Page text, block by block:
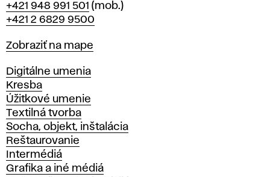
Telefón
+421 948 991 501 (mob.)
+421 2 6829 9500
Mapa
Zobraziť na mape
Katedry
Digitálne umenia
Kresba
Úžitkové umenie
Textilná tvorba
Socha, objekt, inštalácia
Reštaurovanie
Intermédiá
Grafika a iné médiá